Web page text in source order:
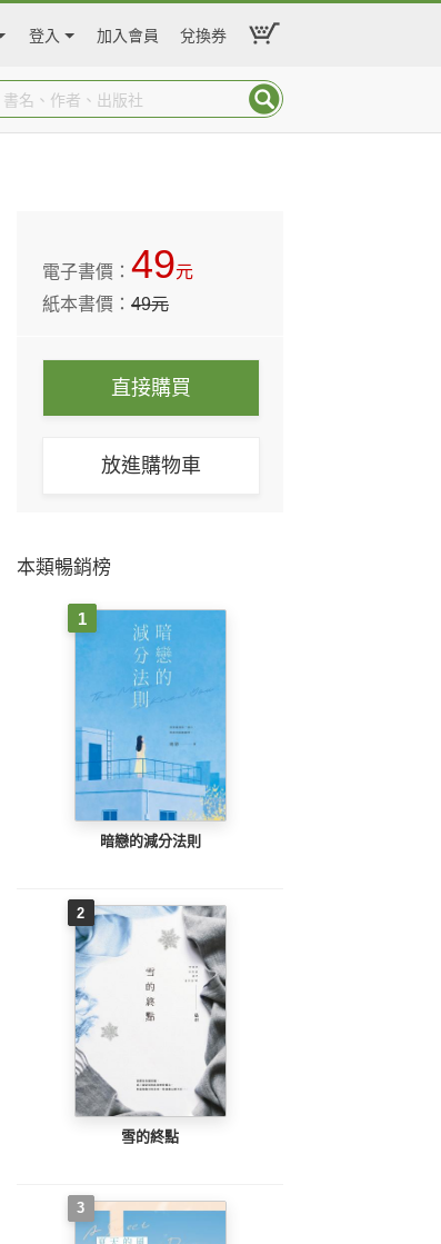
登入 加入會員 兌換券
電子書價：49元
紙本書價：49元
直接購買
放進購物車
本類暢銷榜
1
暗戀的減分法則
2
雪的終點
3